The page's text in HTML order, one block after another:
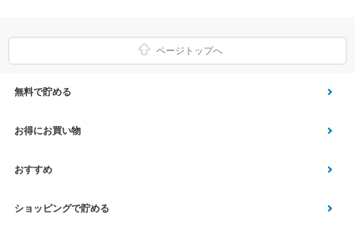
ページトップへ
無料で貯める
ゲーム
Vアンケート
アプリ利用
お得にお買い物
Yahoo!ショッピング
Vサンプル
おすすめ
Vくじ
ショッピングで貯める